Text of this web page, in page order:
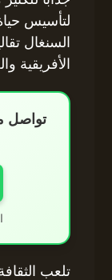
لتأسيس
السنغال
الأفريقية
تواصل
تلعب